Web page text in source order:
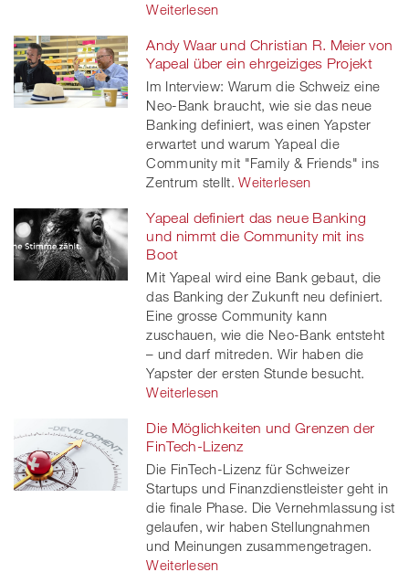
Weiterlesen
Andy Waar und Christian R. Meier von
Yapeal über ein ehrgeiziges Projekt
Im Interview: Warum die Schweiz eine
Neo-Bank braucht, wie sie das neue
Banking definiert, was einen Yapster
erwartet und warum Yapeal die
Community mit "Family & Friends" ins
Zentrum stellt. Weiterlesen
Yapeal definiert das neue Banking
und nimmt die Community mit ins
Boot
Mit Yapeal wird eine Bank gebaut, die
das Banking der Zukunft neu definiert.
Eine grosse Community kann
zuschauen, wie die Neo-Bank entsteht
– und darf mitreden. Wir haben die
Yapster der ersten Stunde besucht.
Weiterlesen
Die Möglichkeiten und Grenzen der
FinTech-Lizenz
Die FinTech-Lizenz für Schweizer
Startups und Finanzdienstleister geht in
die finale Phase. Die Vernehmlassung ist
gelaufen, wir haben Stellungnahmen
und Meinungen zusammengetragen.
Weiterlesen